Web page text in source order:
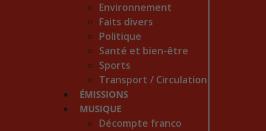
Environnement
Faits divers
Politique
Santé et bien-être
Sports
Transport / Circulation
ÉMISSIONS
MUSIQUE
Décompte franco